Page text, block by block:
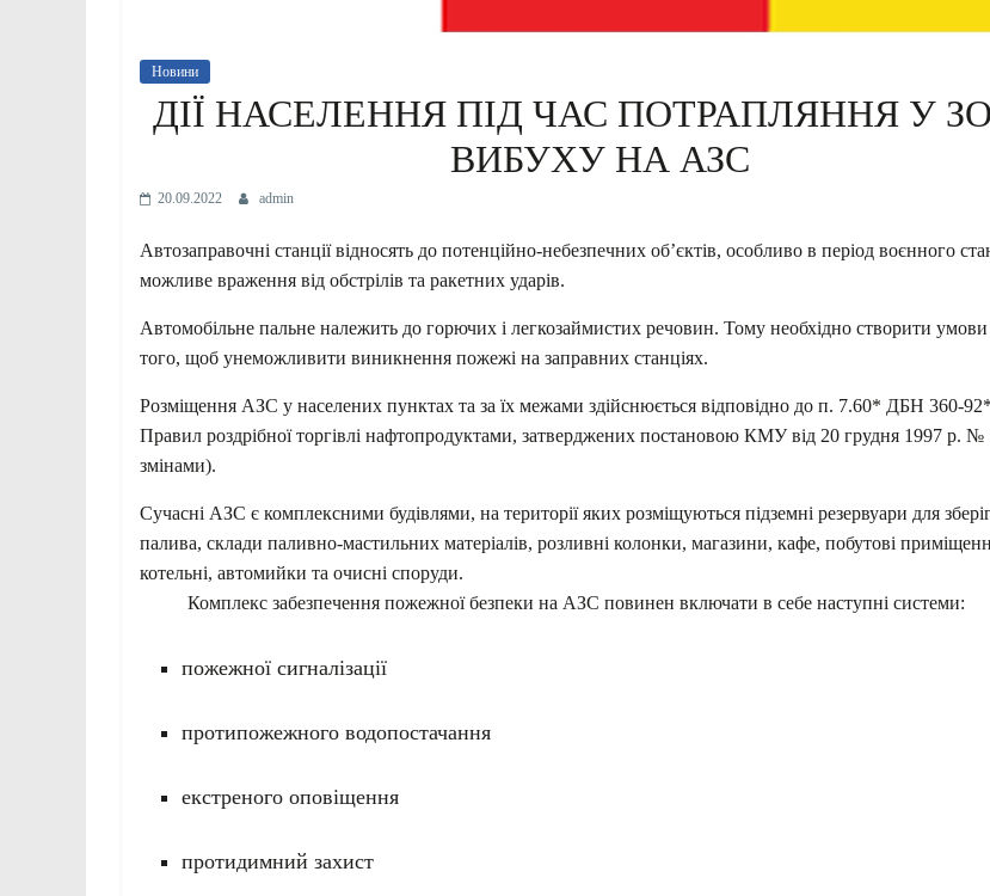
Новини
ДІЇ НАСЕЛЕННЯ ПІД ЧАС ПОТРАПЛЯННЯ У
ВИБУХУ НА АЗС
20.09.2022 admin
Автозаправочні станції відносять до потенційно-небезпечних об’єктів, особливо в період воєнного
можливе враження від обстрілів та ракетних ударів.
Автомобільне пальне належить до горючих і легкозаймистих речовин. Тому необхідно створити
того, щоб унеможливити виникнення пожежі на заправних станціях.
Розміщення АЗС у населених пунктах та за їх межами здійснюється відповідно до п. 7.60* ДБН 360-
Правил роздрібної торгівлі нафтопродуктами, затверджених постановою КМУ від 20 грудня 1997 р. №
змінами).
Сучасні АЗС є комплексними будівлями, на території яких розміщуються підземні резервуари для
палива, склади паливно-мастильних матеріалів, розливні колонки, магазини, кафе, побутові
котельні, автомийки та очисні споруди.
Комплекс забезпечення пожежної безпеки на АЗС повинен включати в себе наступні системи:
пожежної сигналізації
протипожежного водопостачання
екстреного оповіщення
протидимний захист